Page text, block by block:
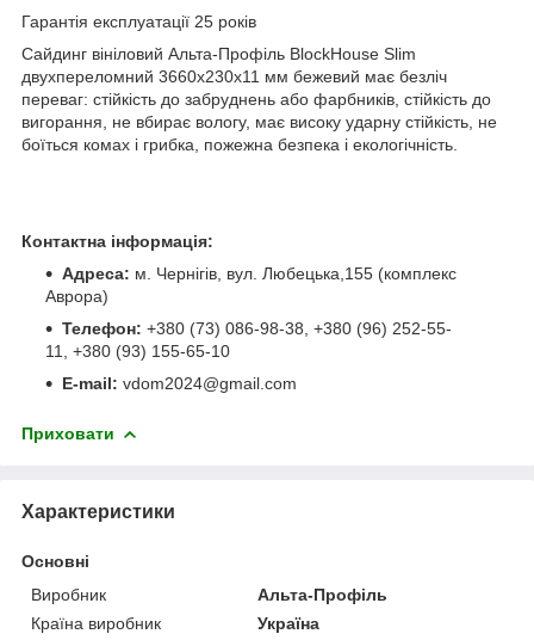
Гарантія експлуатації 25 років
Сайдинг вініловий Альта-Профіль BlockHouse Slim
двухпереломний 3660х230х11 мм бежевий має безліч
переваг: стійкість до забруднень або фарбників, стійкість до
вигорання, не вбирає вологу, має високу ударну стійкість, не
боїться комах і грибка, пожежна безпека і екологічність.
Контактна інформація:
Адреса: м. Чернігів, вул. Любецька,155 (комплекс
Аврора)
Телефон: +380 (73) 086-98-38, +380 (96) 252-55-
11, +380 (93) 155-65-10
E-mail: vdom2024@gmail.com
Приховати
Характеристики
Основні
Виробник
Альта-Профіль
Країна виробник
Україна